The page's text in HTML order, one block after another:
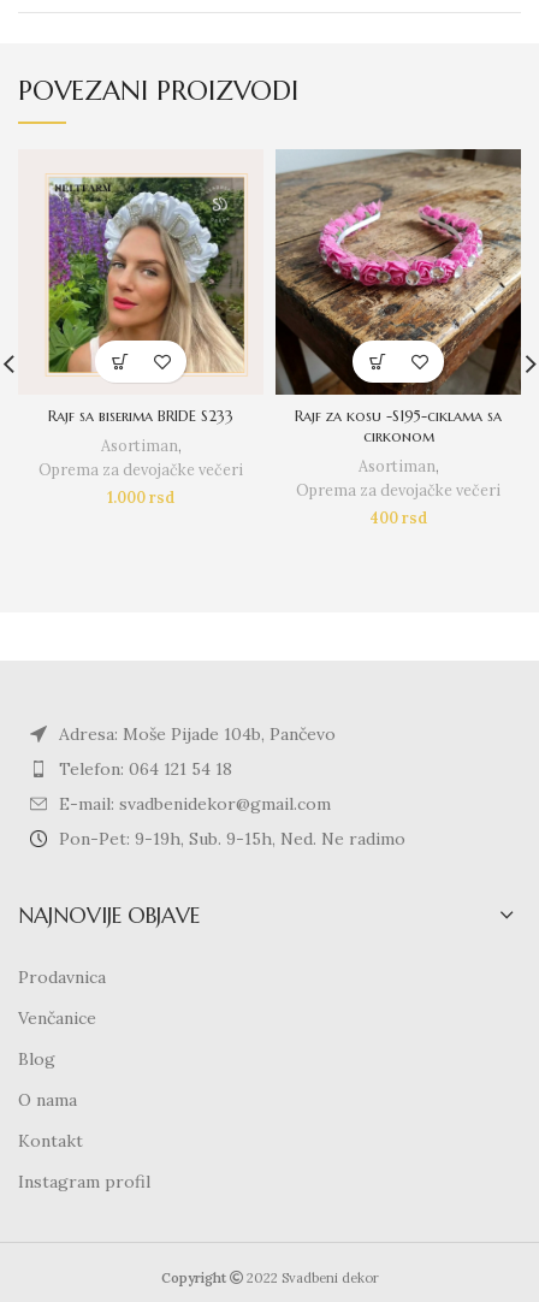
POVEZANI PROIZVODI
Rajf sa biserima BRIDE S233
Asortiman,
Oprema za devojačke večeri
1.000rsd
Rajf za kosu -S195-ciklama sa
cirkonom
Asortiman,
Oprema za devojačke večeri
400rsd
Adresa: Moše Pijade 104b, Pančevo
Telefon: 064 121 54 18
E-mail: svadbenidekor@gmail.com
Pon-Pet: 9-19h, Sub. 9-15h, Ned. Ne radimo
NAJNOVIJE OBJAVE
Prodavnica
Venčanice
Blog
O nama
Kontakt
Instagram profil
Copyright 2022 Svadbeni dekor